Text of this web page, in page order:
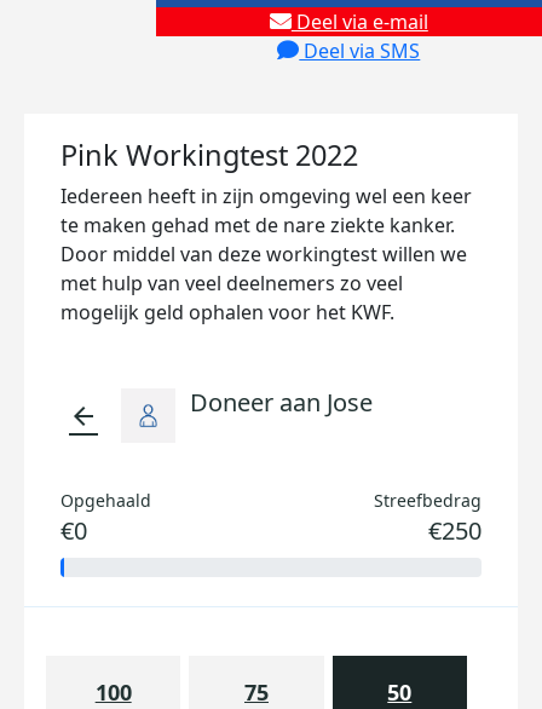
Deel via e-mail
Deel via SMS
Pink Workingtest 2022
Iedereen heeft in zijn omgeving wel een keer
te maken gehad met de nare ziekte kanker.
Door middel van deze workingtest willen we
met hulp van veel deelnemers zo veel
mogelijk geld ophalen voor het KWF.
arrow_back Doneer aan Jose
Opgehaald
€0
Streefbedrag
€250
100 75 50